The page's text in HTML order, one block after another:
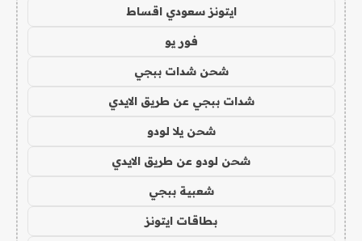
ايتونز سعودي اقساط
فور يو
شحن شدات ببجي
شدات ببجي عن طريق الايدي
شحن يلا لودو
شحن لودو عن طريق الايدي
شعبية ببجي
بطاقات ايتونز